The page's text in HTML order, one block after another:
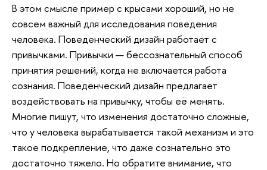
В этом смысле пример с крысами хороший, но не
совсем важный для исследования поведения
человека. Поведенческий дизайн работает с
привычками. Привычки — бессознательный способ
принятия решений, когда не включается работа
сознания. Поведенческий дизайн предлагает
воздействовать на привычку, чтобы её менять.
Многие пишут, что изменения достаточно сложные,
что у человека вырабатывается такой механизм и это
такое подкрепление, что даже сознательно это
достаточно тяжело. Но обратите внимание, что